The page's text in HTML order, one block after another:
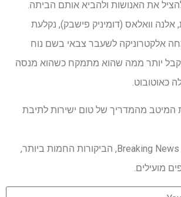
את האנושות ולהביא אותם הביתה.
וואלאס (דומיניק פישבק), נקלעת
אלקטרוניקה לשעבר צבאי בשם נוח
יותר ממה שהוא מתמקח כשהוא מנסה
כאוטובוט.
המיטב מהמדריך של טום ישירות לתיבת
קבל גישה מיידית ל- Breaking News, הביקורות החמות ביותר,
מועילים.